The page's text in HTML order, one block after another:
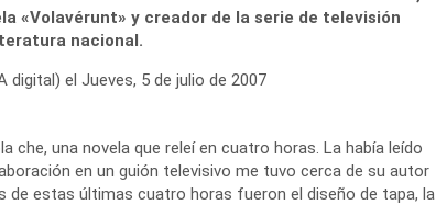
«Volavérunt» y creador de la serie de televisión
nacional.
digital) el Jueves, 5 de julio de 2007
che, una novela que releí en cuatro horas. La había leído
en un guión televisivo me tuvo cerca de su autor
de estas últimas cuatro horas fueron el diseño de tapa, la